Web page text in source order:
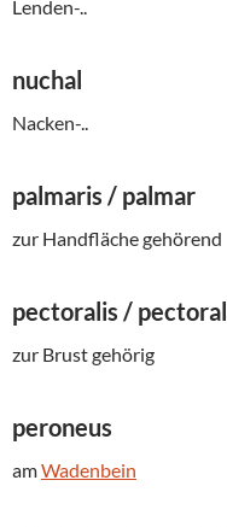
Lenden-..
nuchal
Nacken-..
palmaris / palmar
zur Handfläche gehörend
pectoralis / pectoral
zur Brust gehörig
peroneus
amWadenbein